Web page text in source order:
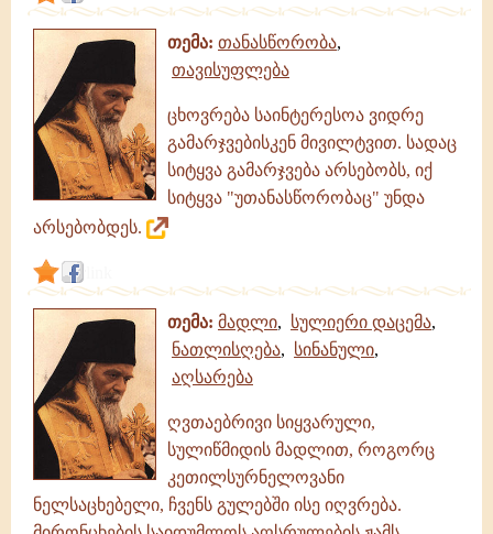
თემა: თანასწორობა,
თავისუფლება
ცხოვრება საინტერესოა ვიდრე
გამარჯვებისკენ მივილტვით. სადაც
სიტყვა გამარჯვება არსებობს, იქ
სიტყვა "უთანასწორობაც" უნდა
არსებობდეს.
თემა: მადლი, სულიერი დაცემა,
ნათლისღება, სინანული,
აღსარება
ღვთაებრივი სიყვარული,
სულიწმიდის მადლით, როგორც
კეთილსურნელოვანი
ნელსაცხებელი, ჩვენს გულებში ისე იღვრება.